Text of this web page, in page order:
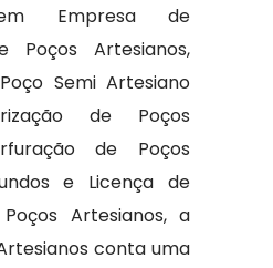
Empresa de
Poços Artesianos,
Semi Artesiano
de Poços
de Poços
e Licença de
Artesianos, a
conta uma